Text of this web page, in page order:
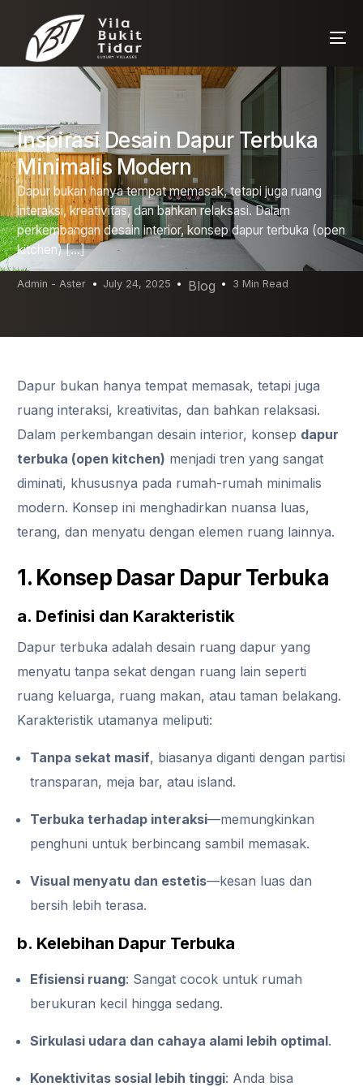
Inspirasi Desain Dapur Terbuka
Minimalis Modern
Dapur bukan hanya tempat memasak, tetapi juga ruang
interaksi, kreativitas, dan bahkan relaksasi. Dalam
perkembangan desain interior, konsep dapur terbuka (open
kitchen) […]
Admin - Aster July 24, 2025 Blog 3 Min Read
Dapur bukan hanya tempat memasak, tetapi juga
ruang interaksi, kreativitas, dan bahkan relaksasi.
Dalam perkembangan desain interior, konsep dapur
terbuka (open kitchen) menjadi tren yang sangat
diminati, khususnya pada rumah-rumah minimalis
modern. Konsep ini menghadirkan nuansa luas,
terang, dan menyatu dengan elemen ruang lainnya.
1. Konsep Dasar Dapur Terbuka
a. Definisi dan Karakteristik
Dapur terbuka adalah desain ruang dapur yang
menyatu tanpa sekat dengan ruang lain seperti
ruang keluarga, ruang makan, atau taman belakang.
Karakteristik utamanya meliputi:
Tanpa sekat masif, biasanya diganti dengan partisi
transparan, meja bar, atau island.
Terbuka terhadap interaksi—memungkinkan
penghuni untuk berbincang sambil memasak.
Visual menyatu dan estetis—kesan luas dan
bersih lebih terasa.
b. Kelebihan Dapur Terbuka
Efisiensi ruang: Sangat cocok untuk rumah
berukuran kecil hingga sedang.
Sirkulasi udara dan cahaya alami lebih optimal.
Konektivitas sosial lebih tinggi: Anda bisa